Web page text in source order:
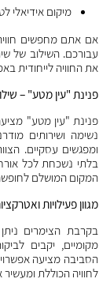
מיקום אידיאלי
אם אתם מחפשים
עבורכם. השילוב של
את החוויה לייחודית
פנינת "עין מטע" –
פנינת "עין מטע"
נשימה ושירותים
ומפגשים עסקיים.
בלתי נשכחת לכל אורח.
המקום המושלם
מגוון פעילויות
בקרבת הצימרים
מקומיים, יקבים
הסביבה מציעה
לחוויה הכוללת